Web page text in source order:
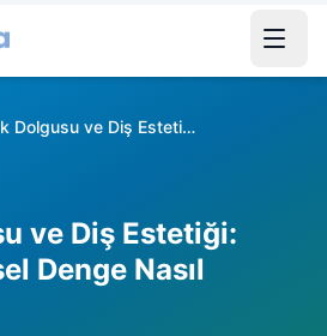
Dudak Dolgusu ve Diş Estetiği: Yüzde Bütünsel Denge Nasıl Sağlanır?
ve Diş Estetiği:
Denge Nasıl